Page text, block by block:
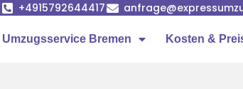
+4915792644417
Umzugsservice Bremen Kosten &